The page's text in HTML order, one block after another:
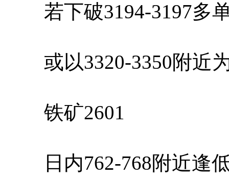
若下破3194-3197多
或以3320-3350附近
铁矿2601
日内762-768附近逢